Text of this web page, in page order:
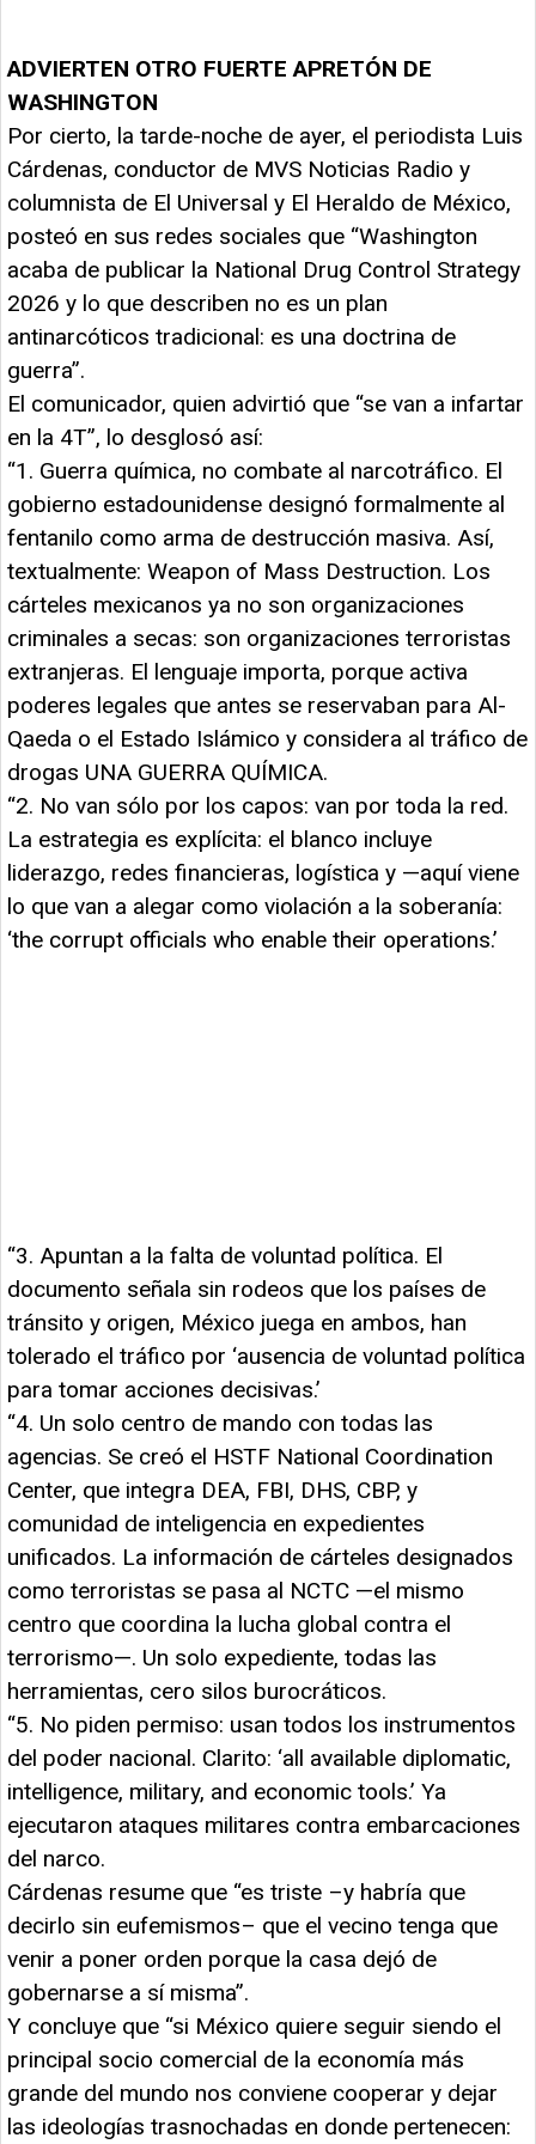
ADVIERTEN OTRO FUERTE APRETÓN DE
WASHINGTON
Por cierto, la tarde-noche de ayer, el periodista Luis
Cárdenas, conductor de MVS Noticias Radio y
columnista de El Universal y El Heraldo de México,
posteó en sus redes sociales que “Washington
acaba de publicar la National Drug Control Strategy
2026 y lo que describen no es un plan
antinarcóticos tradicional: es una doctrina de
guerra”.
El comunicador, quien advirtió que “se van a infartar
en la 4T”, lo desglosó así:
“1. Guerra química, no combate al narcotráfico. El
gobierno estadounidense designó formalmente al
fentanilo como arma de destrucción masiva. Así,
textualmente: Weapon of Mass Destruction. Los
cárteles mexicanos ya no son organizaciones
criminales a secas: son organizaciones terroristas
extranjeras. El lenguaje importa, porque activa
poderes legales que antes se reservaban para Al-
Qaeda o el Estado Islámico y considera al tráfico de
drogas UNA GUERRA QUÍMICA.
“2. No van sólo por los capos: van por toda la red.
La estrategia es explícita: el blanco incluye
liderazgo, redes financieras, logística y —aquí viene
lo que van a alegar como violación a la soberanía:
‘the corrupt officials who enable their operations.’
“3. Apuntan a la falta de voluntad política. El
documento señala sin rodeos que los países de
tránsito y origen, México juega en ambos, han
tolerado el tráfico por ‘ausencia de voluntad política
para tomar acciones decisivas.’
“4. Un solo centro de mando con todas las
agencias. Se creó el HSTF National Coordination
Center, que integra DEA, FBI, DHS, CBP, y
comunidad de inteligencia en expedientes
unificados. La información de cárteles designados
como terroristas se pasa al NCTC —el mismo
centro que coordina la lucha global contra el
terrorismo—. Un solo expediente, todas las
herramientas, cero silos burocráticos.
“5. No piden permiso: usan todos los instrumentos
del poder nacional. Clarito: ‘all available diplomatic,
intelligence, military, and economic tools.’ Ya
ejecutaron ataques militares contra embarcaciones
del narco.
Cárdenas resume que “es triste –y habría que
decirlo sin eufemismos– que el vecino tenga que
venir a poner orden porque la casa dejó de
gobernarse a sí misma”.
Y concluye que “si México quiere seguir siendo el
principal socio comercial de la economía más
grande del mundo nos conviene cooperar y dejar
las ideologías trasnochadas en donde pertenecen: